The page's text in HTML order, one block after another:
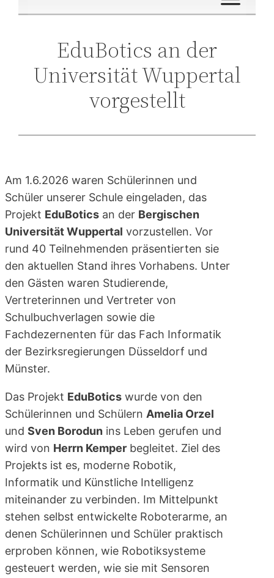
EduBotics an der
Universität Wuppertal
vorgestellt
Am 1.6.2026 waren Schülerinnen und
Schüler unserer Schule eingeladen, das
Projekt EduBotics an der Bergischen
Universität Wuppertal vorzustellen. Vor
rund 40 Teilnehmenden präsentierten sie
den aktuellen Stand ihres Vorhabens. Unter
den Gästen waren Studierende,
Vertreterinnen und Vertreter von
Schulbuchverlagen sowie die
Fachdezernenten für das Fach Informatik
der Bezirksregierungen Düsseldorf und
Münster.
Das Projekt EduBotics wurde von den
Schülerinnen und Schülern Amelia Orzel
und Sven Borodun ins Leben gerufen und
wird von Herrn Kemper begleitet. Ziel des
Projekts ist es, moderne Robotik,
Informatik und Künstliche Intelligenz
miteinander zu verbinden. Im Mittelpunkt
stehen selbst entwickelte Roboterarme, an
denen Schülerinnen und Schüler praktisch
erproben können, wie Robotiksysteme
gesteuert werden, wie sie mit Sensoren